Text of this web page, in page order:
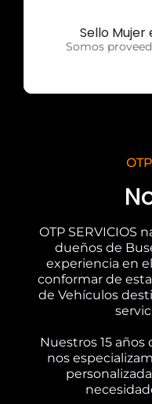
Sello
Somos
OTP SERVICIOS
dueños de
experiencia en
conformar de
de Vehículos
Nuestros 15 años
nos